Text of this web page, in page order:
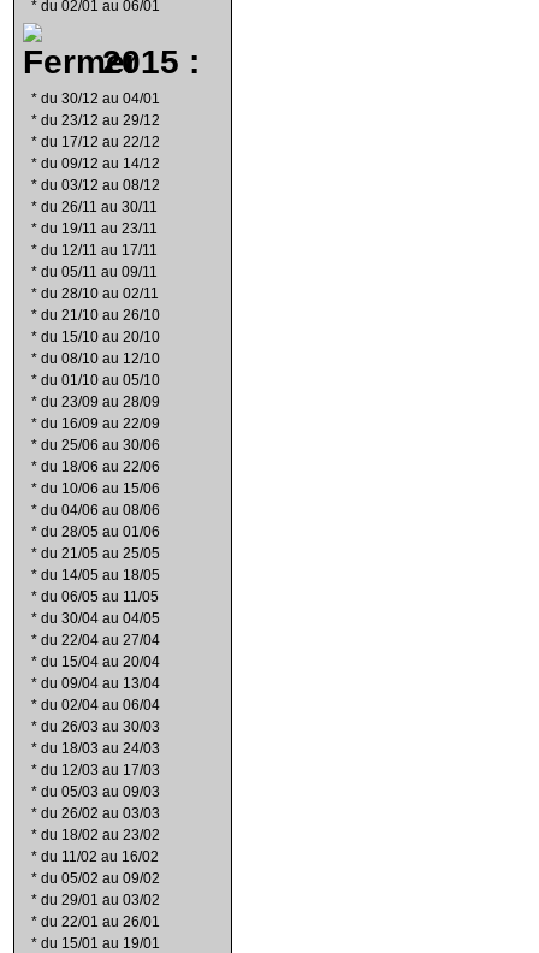
* du 02/01 au 06/01
2015 :
* du 30/12 au 04/01
* du 23/12 au 29/12
* du 17/12 au 22/12
* du 09/12 au 14/12
* du 03/12 au 08/12
* du 26/11 au 30/11
* du 19/11 au 23/11
* du 12/11 au 17/11
* du 05/11 au 09/11
* du 28/10 au 02/11
* du 21/10 au 26/10
* du 15/10 au 20/10
* du 08/10 au 12/10
* du 01/10 au 05/10
* du 23/09 au 28/09
* du 16/09 au 22/09
* du 25/06 au 30/06
* du 18/06 au 22/06
* du 10/06 au 15/06
* du 04/06 au 08/06
* du 28/05 au 01/06
* du 21/05 au 25/05
* du 14/05 au 18/05
* du 06/05 au 11/05
* du 30/04 au 04/05
* du 22/04 au 27/04
* du 15/04 au 20/04
* du 09/04 au 13/04
* du 02/04 au 06/04
* du 26/03 au 30/03
* du 18/03 au 24/03
* du 12/03 au 17/03
* du 05/03 au 09/03
* du 26/02 au 03/03
* du 18/02 au 23/02
* du 11/02 au 16/02
* du 05/02 au 09/02
* du 29/01 au 03/02
* du 22/01 au 26/01
* du 15/01 au 19/01